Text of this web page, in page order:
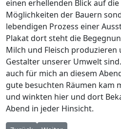
einen erhellenden Blick auf
Möglichkeiten der Bauern
lebendigen Prozess einer
Plakat dort steht die
Milch und Fleisch
Gestalter unserer Umwelt
auch für mich an diesem
gute besuchten Räumen kam
und winkten hier und dort
Abend in jeder Hinsicht.